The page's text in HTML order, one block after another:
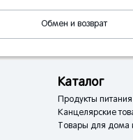
Обмен и возврат
Каталог
Продукты питания
Канцелярские
Товары для дома